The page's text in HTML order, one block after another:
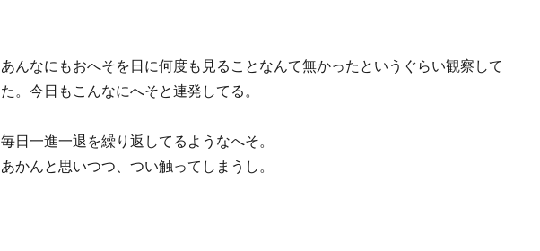
あんなにもおへそを日に何度も見ることなんて無かったというぐらい観察して
た。今日もこんなにへそと連発してる。
毎日一進一退を繰り返してるようなへそ。
あかんと思いつつ、つい触ってしまうし。